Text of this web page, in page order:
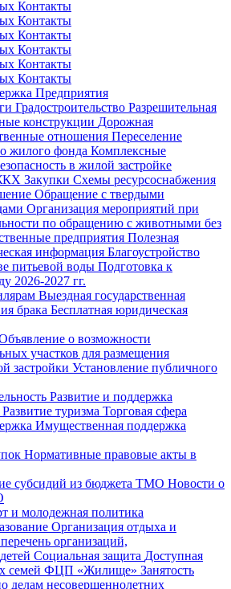
Контакты
Контакты
Контакты
Контакты
Контакты
Контакты
Предприятия
Градостроительство Разрешительная
конструкции Дорожная
отношения Переселение
жилого фонда Комплексные
в жилой застройке
Закупки Схемы ресурсоснабжения
Обращение с твердыми
Организация мероприятий при
по обращению с животными без
предприятия Полезная
информация Благоустройство
питьевой воды Подготовка к
2026-2027 гг.
Выездная государственная
брака Бесплатная юридическая
о возможности
участков для размещения
застройки Установление публичного
Развитие и поддержка
Развитие туризма Торговая сфера
Имущественная поддержка
Нормативные правовые акты в
субсидий из бюджета ТМО Новости о
и молодежная политика
Организация отдыха и
организаций,
Социальная защита Доступная
семей ФЦП «Жилище» Занятость
делам несовершеннолетних